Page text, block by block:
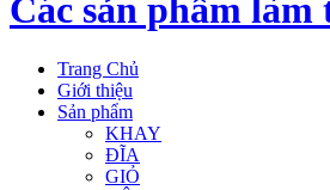
Trang Chủ
Giới thiệu
Sản phẩm
KHAY
ĐĨA
GIỎ